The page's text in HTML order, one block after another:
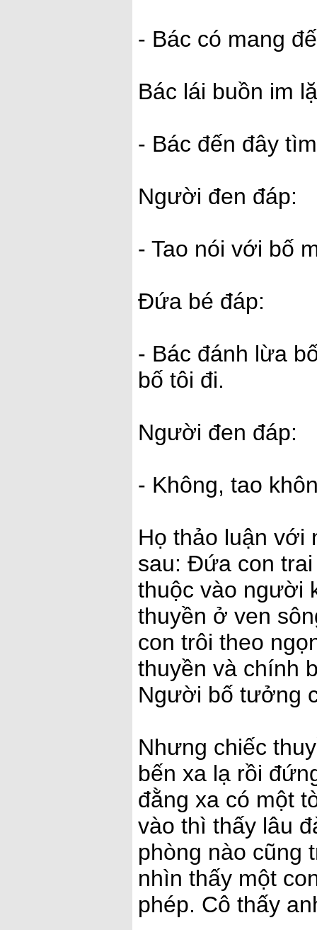
- Bác có mang
Bác lái buồn im
- Bác đến đây
Người đen đáp:
- Tao nói với bố
Đứa bé đáp:
- Bác đánh lừa
bố tôi đi.
Người đen đáp:
- Không, tao
Họ thảo luận với
sau: Đứa con
thuộc vào người
thuyền ở ven
con trôi theo
thuyền và chính
Người bố tưởng
Nhưng chiếc
bến xa lạ rồi
đằng xa có một
vào thì thấy lâu
phòng nào cũng
nhìn thấy một
phép. Cô thấy